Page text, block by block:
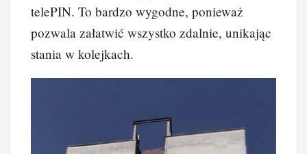
telePIN. To bardzo wygodne, ponieważ
pozwala załatwić wszystko zdalnie, unikając
stania w kolejkach.